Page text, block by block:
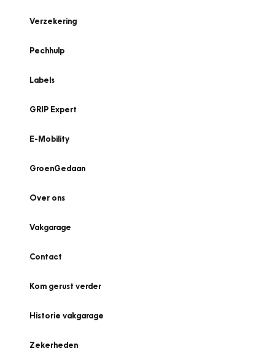
Verzekering
Pechhulp
Labels
GRIP Expert
E-Mobility
GroenGedaan
Over ons
Vakgarage
Contact
Kom gerust verder
Historie vakgarage
Zekerheden